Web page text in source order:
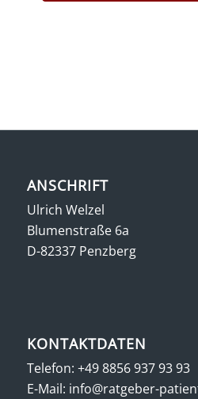
ANSCHRIFT
Ulrich Welzel
Blumenstraße 6a
D-82337 Penzberg
KONTAKTDATEN
Telefon: +49 8856 937 93 93
E-Mail: info@ratgeber-